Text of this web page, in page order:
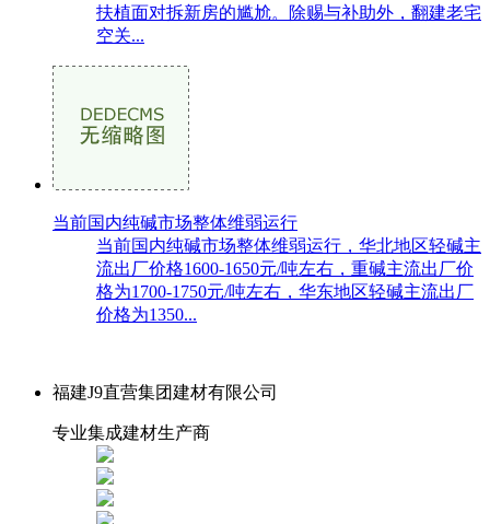
扶植面对拆新房的尴尬。除赐与补助外，翻建老宅
空关...
当前国内纯碱市场整体维弱运行
当前国内纯碱市场整体维弱运行，华北地区轻碱主
流出厂价格1600-1650元/吨左右，重碱主流出厂价
格为1700-1750元/吨左右，华东地区轻碱主流出厂
价格为1350...
福建J9直营集团建材有限公司
专业集成建材生产商